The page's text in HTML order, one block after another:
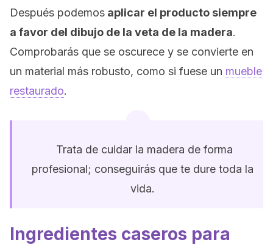
Después podemos aplicar el producto siempre
a favor del dibujo de la veta de la madera.
Comprobarás que se oscurece y se convierte en
un material más robusto, como si fuese un mueble
restaurado.
Trata de cuidar la madera de forma
profesional; conseguirás que te dure toda la
vida.
Ingredientes caseros para